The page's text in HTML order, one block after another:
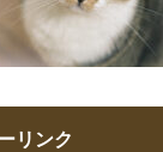
リンク